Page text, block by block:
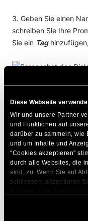
Diese Webseite
Wir und unsere Partner
und Funktionen auf
darüber zu sammeln, wie
und um Inhalte und
"Cookies akzeptieren"
durch alle Websites, die
sind, zu. Wenn Sie auf
schliessen, akzeptieren
. Sie können
Geben Sie einen
schreiben Sie Ihre
Sie ein Tag
Klicken Sie auf
Bibliothek zu
Nach der Erstellung
mit der Bezeichnung „